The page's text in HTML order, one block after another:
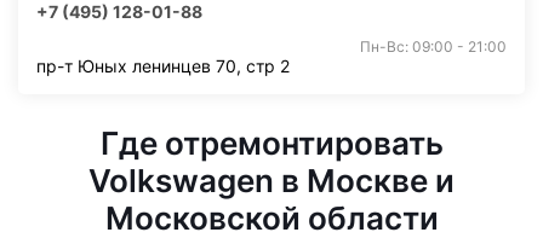
+7 (495) 128-01-88
Пн-Вс: 09:00 - 21:00
пр-т Юных ленинцев 70, стр 2
Где отремонтировать
Volkswagen в Москве и
Московской области